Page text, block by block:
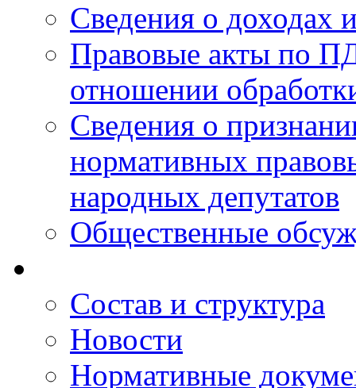
Сведения о доходах
Правовые акты по
отношении
Сведения о
нормативных
народных депутатов
Общественные
Состав и структура
Новости
Нормативные